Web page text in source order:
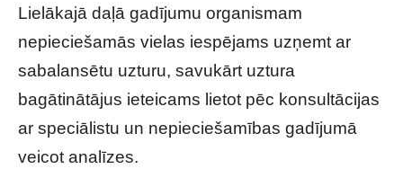
Lielākajā daļā gadījumu organismam
nepieciešamās vielas iespējams uzņemt ar
sabalansētu uzturu, savukārt uztura
bagātinātājus ieteicams lietot pēc konsultācijas
ar speciālistu un nepieciešamības gadījumā
veicot analīzes.